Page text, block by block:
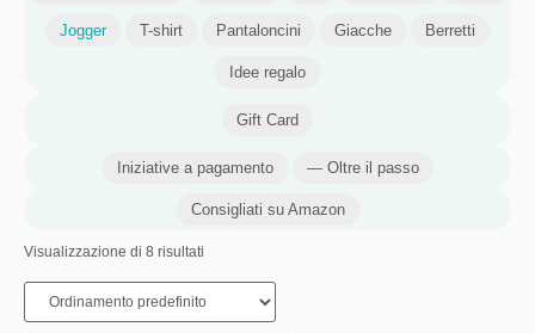
Jogger T-shirt Pantaloncini Giacche Berretti
Idee regalo
Gift Card
Iniziative a pagamento — Oltre il passo
Consigliati su Amazon
Visualizzazione di 8 risultati